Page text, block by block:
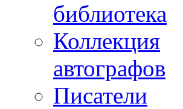
библиотека
Коллекция
автографов
Писатели